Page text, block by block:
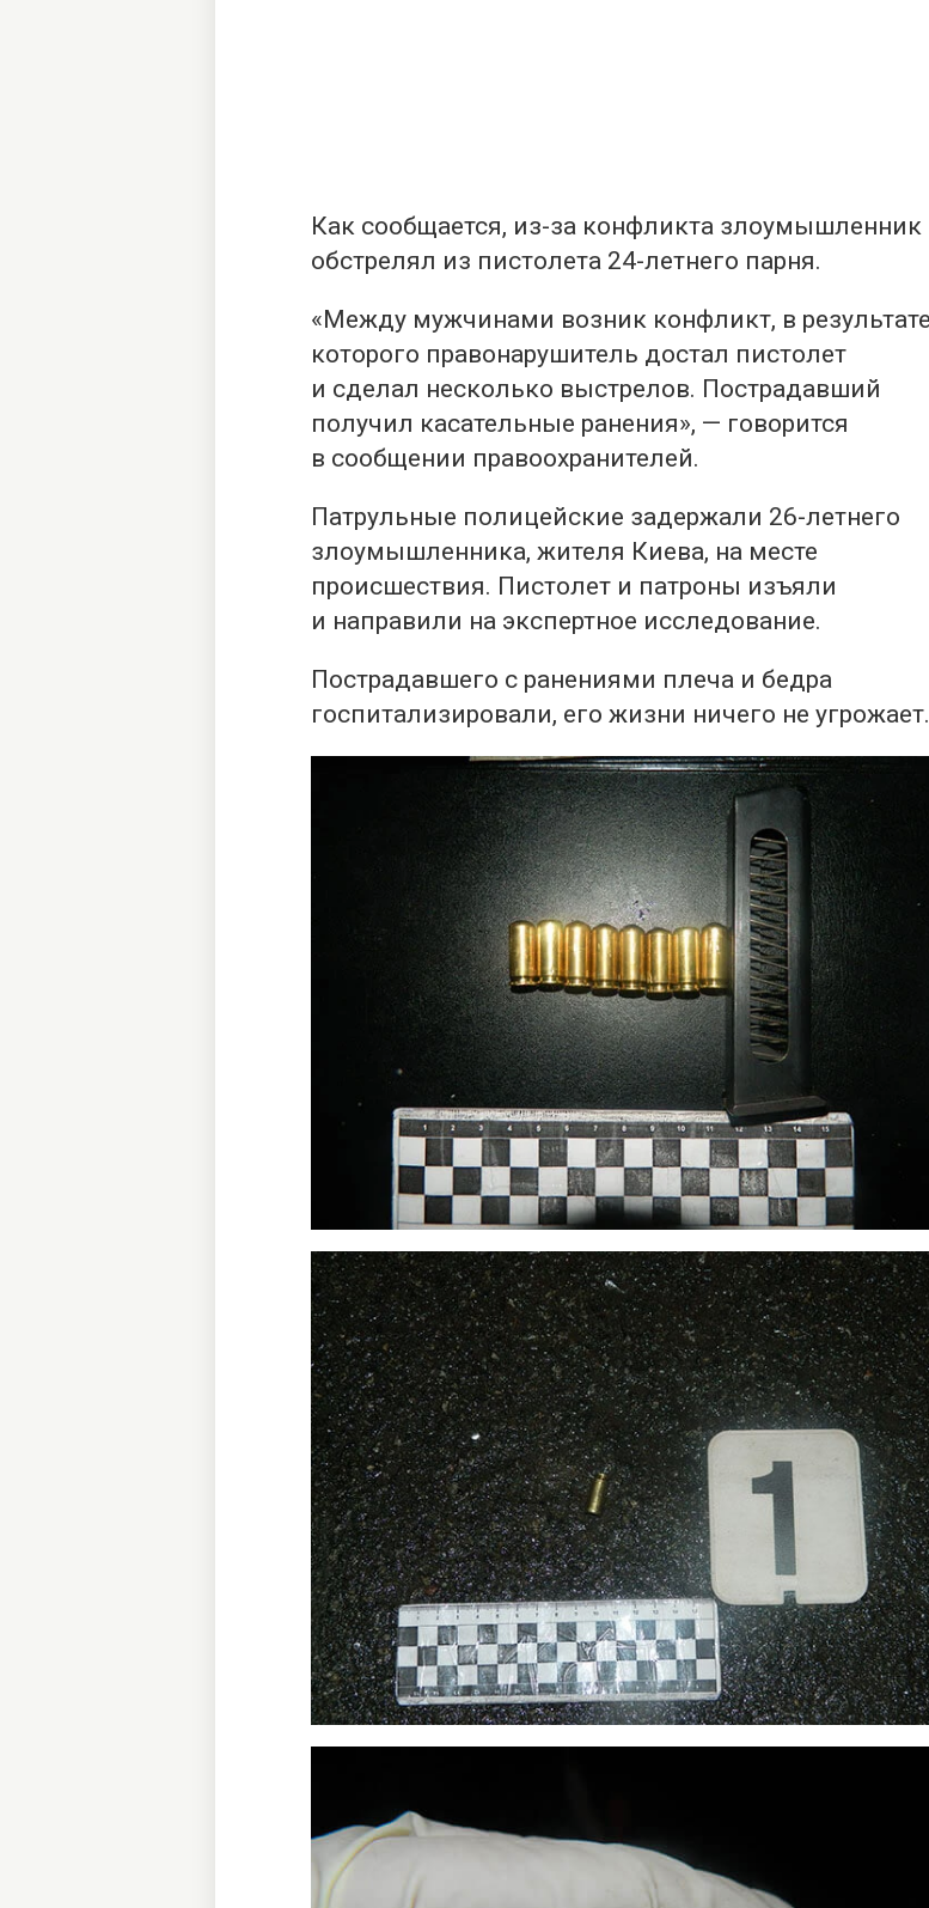
Как сообщается, из-за конфликта злоумышленник
обстрелял из пистолета 24-летнего парня.
«Между мужчинами возник конфликт, в результате
которого правонарушитель достал пистолет
и сделал несколько выстрелов. Пострадавший
получил касательные ранения», — говорится
в сообщении правоохранителей.
Патрульные полицейские задержали 26-летнего
злоумышленника, жителя Киева, на месте
происшествия. Пистолет и патроны изъяли
и направили на экспертное исследование.
Пострадавшего с ранениями плеча и бедра
госпитализировали, его жизни ничего не угрожает.